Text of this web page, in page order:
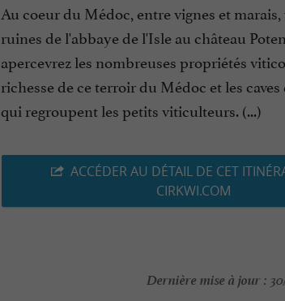
Au coeur du Médoc, entre vignes et marais,
ruines de l'abbaye de l'Isle au château
apercevrez les nombreuses propriétés
richesse de ce terroir du Médoc et les caves
qui regroupent les petits viticulteurs. (...)
ACCÉDER AU DÉTAIL DE CET
CIRKWI.COM
Dernière mise à jour :